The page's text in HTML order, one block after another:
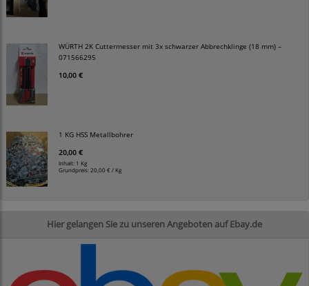
WÜRTH 2K Cuttermesser mit 3x schwarzer Abbrechklinge (18 mm) –
071566295
10,00 €
1 KG HSS Metallbohrer
20,00 €
Inhalt: 1 Kg
Grundpreis: 20,00 € / Kg
Hier gelangen Sie zu unseren Angeboten auf Ebay.de